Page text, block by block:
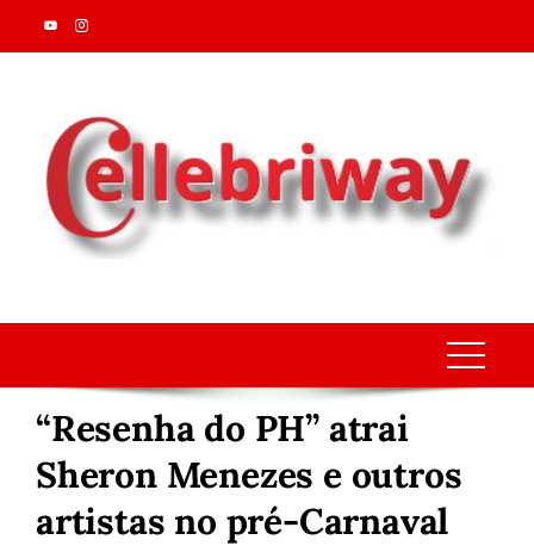
Skip
to
“Resenha do PH” atrai
Sheron Menezes e outros
artistas no pré-Carnaval